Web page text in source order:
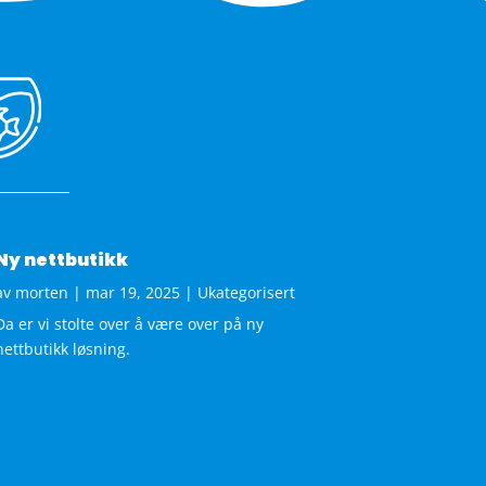
nettbutikk
morten | mar 19, 2025| Ukategorisert
er vi stolte over å være over på ny
løsning.